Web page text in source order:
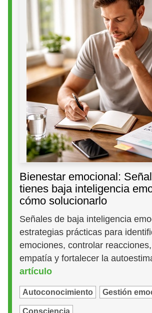
Bienestar emocional:
tienes baja inteligencia
cómo solucionarlo
Señales de baja inteligencia
estrategias prácticas para
emociones, controlar
empatía y fortalecer la
artículo
Autoconocimiento Gestión